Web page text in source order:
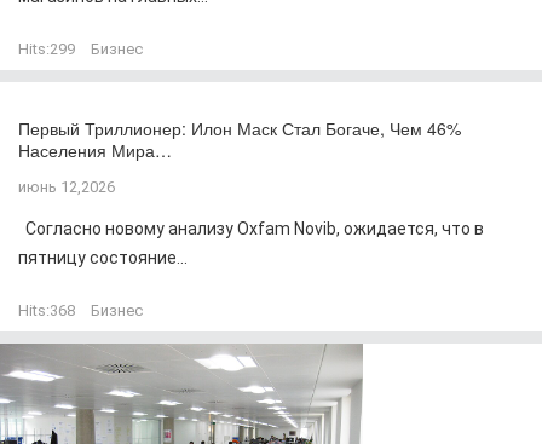
Hits:299 Бизнес
Первый Триллионер: Илон Маск Стал Богаче, Чем 46%
Населения Мира…
июнь 12,2026
Согласно новому анализу Oxfam Novib, ожидается, что в
пятницу состояние...
Hits:368 Бизнес